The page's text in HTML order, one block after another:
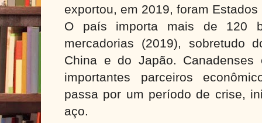
exportou, em 2019, foram
O país importa mais de 120
mercadorias (2019), sobretudo
China e do Japão.
importantes parceiros
passa por um período de crise,
aço.